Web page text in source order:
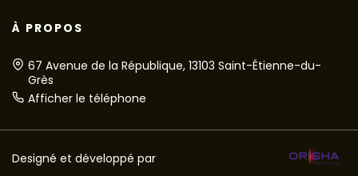
À PROPOS
67 Avenue de la République, 13103 Saint-Étienne-du-
Grès
Afficher le téléphone
Designé et développé par